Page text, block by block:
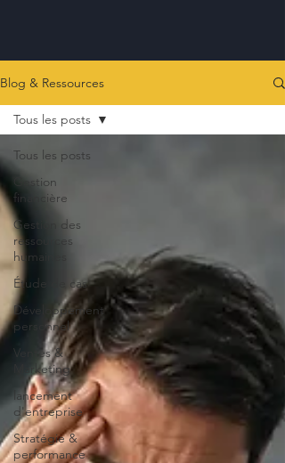
Blog & Ressources
Tous les posts
Gestion
financière
Gestion des
ressources
humaines
Étude de cas
Développement
personnel
Ventes &
Marketing
lancement
d'entreprise
Stratégie &
performance
Tous les posts